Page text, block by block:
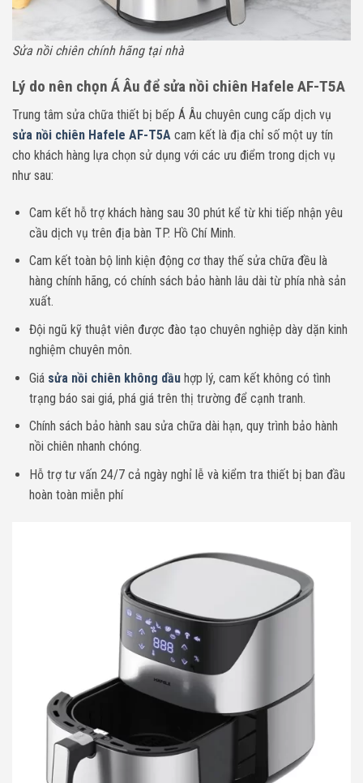
Sửa nồi chiên chính hãng tại nhà
Lý do nên chọn Á Âu để sửa nồi chiên Hafele AF-T5A
Trung tâm sửa chữa thiết bị bếp Á Âu chuyên cung cấp dịch vụ
sửa nồi chiên Hafele AF-T5A cam kết là địa chỉ số một uy tín
cho khách hàng lựa chọn sử dụng với các ưu điểm trong dịch vụ
như sau:
Cam kết hỗ trợ khách hàng sau 30 phút kể từ khi tiếp nhận yêu
cầu dịch vụ trên địa bàn TP. Hồ Chí Minh.
Cam kết toàn bộ linh kiện động cơ thay thế sửa chữa đều là
hàng chính hãng, có chính sách bảo hành lâu dài từ phía nhà sản
xuất.
Đội ngũ kỹ thuật viên được đào tạo chuyên nghiệp dày dặn kinh
nghiệm chuyên môn.
Giá sửa nồi chiên không dầuhợp lý, cam kết không có tình
trạng báo sai giá, phá giá trên thị trường để cạnh tranh.
Chính sách bảo hành sau sửa chữa dài hạn, quy trình bảo hành
nồi chiên nhanh chóng.
Hỗ trợ tư vấn 24/7 cả ngày nghỉ lễ và kiểm tra thiết bị ban đầu
hoàn toàn miễn phí